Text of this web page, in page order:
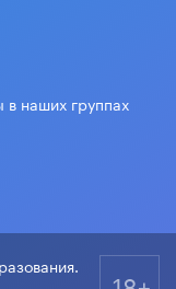
наших группах